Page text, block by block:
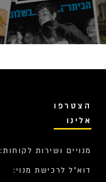
הצטרפו
אלינו
מנויים ושירות לקוחות: 058-5416146
דוא”ל לרכישת מנוי: